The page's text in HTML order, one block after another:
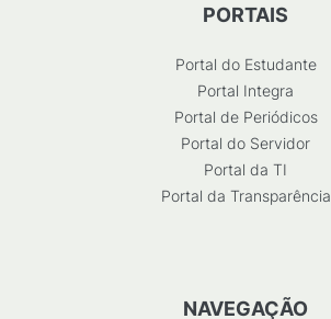
PORTAIS
Portal do Estudante
Portal Integra
Portal de Periódicos
Portal do Servidor
Portal da TI
Portal da Transparência
NAVEGAÇÃO